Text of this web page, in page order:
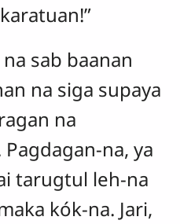
sab baanan
na siga supaya
na
na, ya
tarugtul leh-na
kók-na. Jari,